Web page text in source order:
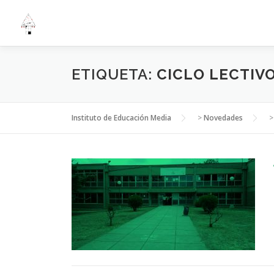
ETIQUETA: CICLO
Instituto de Educación Media >Novedades >